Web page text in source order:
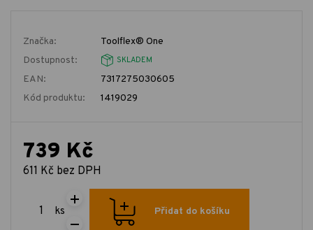
Značka:
Toolflex® One
Dostupnost:
SKLADEM
EAN:
7317275030605
Kód produktu:
1419029
739 Kč
611 Kč bez DPH
ks Přidat do košíku